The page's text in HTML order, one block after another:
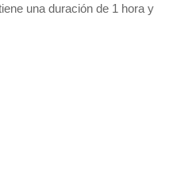
una duración de 1 hora y